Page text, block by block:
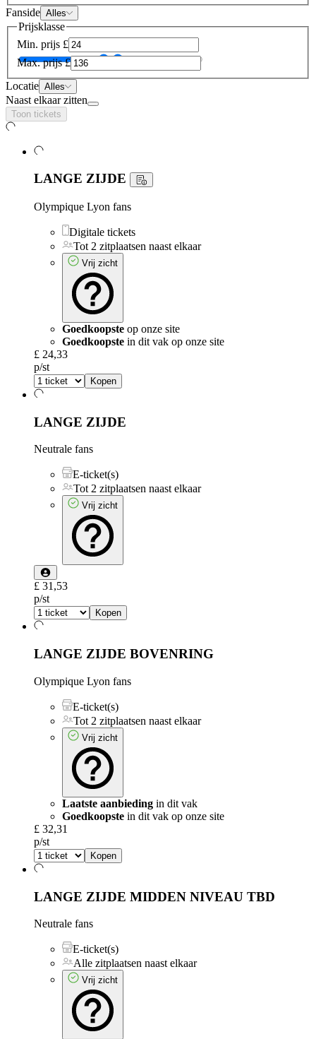
Fanside Alles
Prijsklasse
Min. prijs £
Max. prijs £
Locatie Alles
Naast elkaar zitten
Toon tickets
LANGE ZIJDE
Olympique Lyon fans
Digitale tickets
Tot 2 zitplaatsen naast elkaar
Vrij zicht
Goedkoopste op onze site
Goedkoopste in dit vak op onze site
£ 24,33
p/st
Kopen
LANGE ZIJDE
Neutrale fans
E-ticket(s)
Tot 2 zitplaatsen naast elkaar
Vrij zicht
£ 31,53
p/st
Kopen
LANGE ZIJDE BOVENRING
Olympique Lyon fans
E-ticket(s)
Tot 2 zitplaatsen naast elkaar
Vrij zicht
Laatste aanbieding in dit vak
Goedkoopste in dit vak op onze site
£ 32,31
p/st
Kopen
LANGE ZIJDE MIDDEN NIVEAU TBD
Neutrale fans
E-ticket(s)
Alle zitplaatsen naast elkaar
Vrij zicht